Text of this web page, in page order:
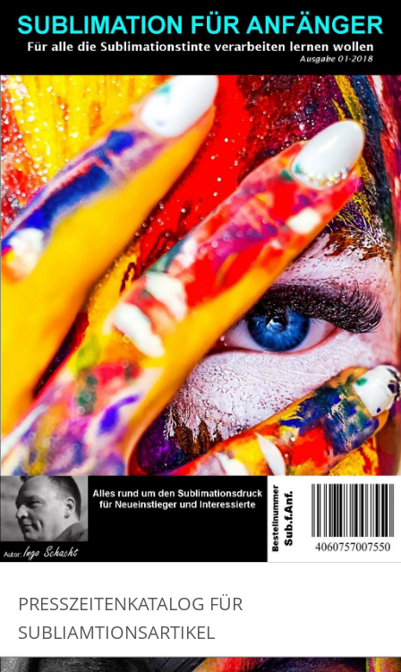
PRESSZEITENKATALOG FÜR
SUBLIAMTIONSARTIKEL